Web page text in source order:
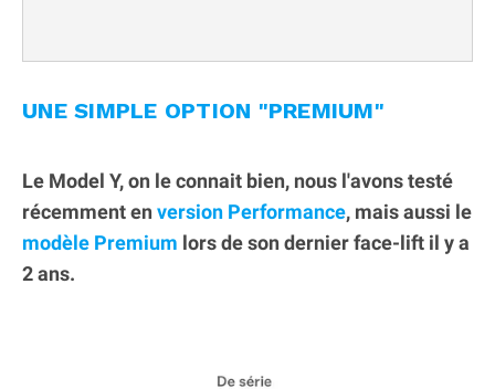
UNE SIMPLE OPTION "PREMIUM"
Le Model Y, on le connait bien, nous l'avons testé
récemment en version Performance, mais aussi le
modèle Premium lors de son dernier face-lift il y a
2 ans.